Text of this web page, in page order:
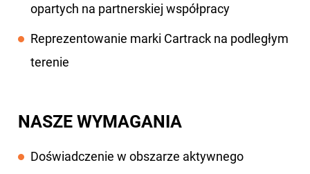
opartych na partnerskiej współpracy
Reprezentowanie marki Cartrack na podległym
terenie
NASZE WYMAGANIA
Doświadczenie w obszarze aktywnego